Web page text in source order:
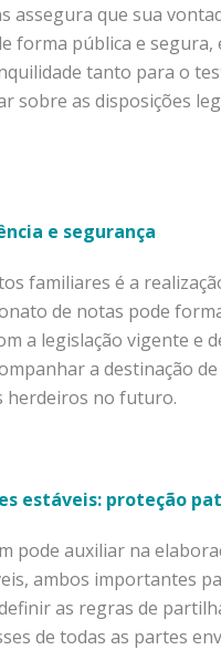
assegura que sua
forma pública e
tanto para o
sobre as disposições
e segurança
familiares é a
de notas pode
a legislação vigente e
a destinação
herdeiros no futuro.
estáveis: proteção
pode auxiliar na
ambos importantes
as regras de
de todas as partes